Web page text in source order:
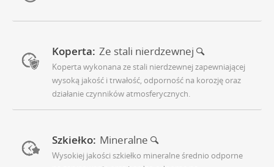
Koperta: Ze stali nierdzewnej
Koperta wykonana ze stali nierdzewnej zapewniającej
wysoką jakość i trwałość, odporność na korozję oraz
działanie czynników atmosferycznych.
Szkiełko: Mineralne
Wysokiej jakości szkiełko mineralne średnio odporne